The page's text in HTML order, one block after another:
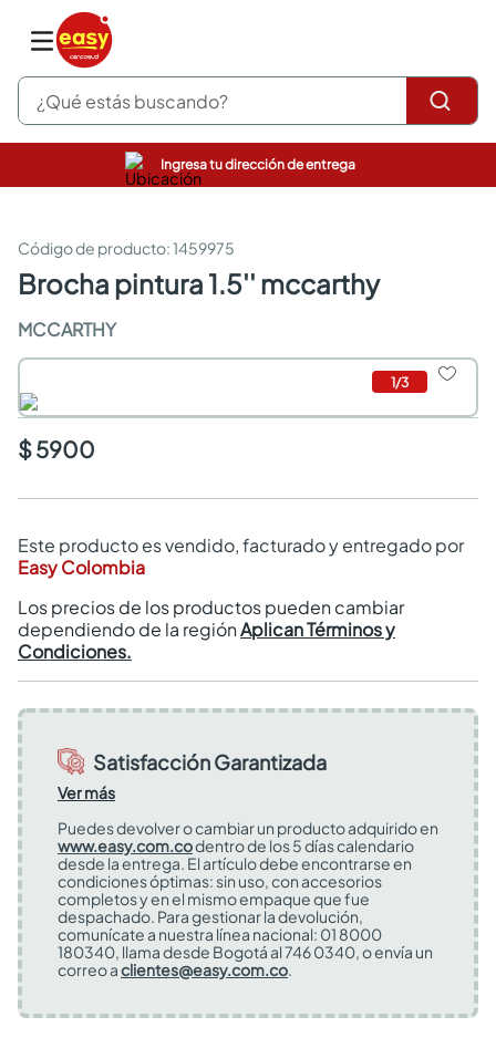
¿Qué estás buscando?
Ingresa tu dirección de entrega
:1459975
brocha pintura 1.5'' mccarthy
MCCARTHY
1/3
$ 5900
Este producto es vendido, facturado y entregado por
Easy Colombia
Los precios de los productos pueden cambiar
dependiendo de la regiónAplican Términos y
Condiciones.
Satisfacción Garantizada
Ver más
Puedes devolver o cambiar un producto adquirido en
www.easy.com.codentro de los 5 días calendario
desde la entrega. El artículo debe encontrarse en
condiciones óptimas: sin uso, con accesorios
completos y en el mismo empaque que fue
despachado. Para gestionar la devolución,
comunícate a nuestra línea nacional: 01 8000
180340, llama desde Bogotá al 746 0340, o envía un
correo aclientes@easy.com.co.
pinturas
sanitarios
comedor
pisos
comedores
armarios closet
neveras